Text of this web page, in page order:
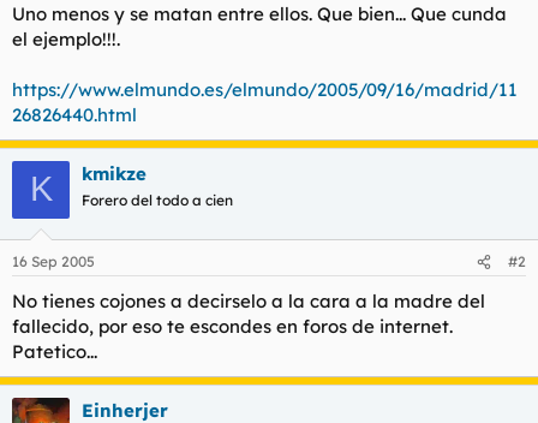
d
e
t
e
a
i
o
Uno menos y se matan entre ellos. Que bien... Que cunda
el ejemplo!!!.
https://www.elmundo.es/elmundo/2005/09/16/madrid/11
26826440.html
K kmikze
Forero del todo a cien
16 Sep 2005 #2
No tienes cojones a decirselo a la cara a la madre del
fallecido, por eso te escondes en foros de internet.
Patetico...
Einherjer